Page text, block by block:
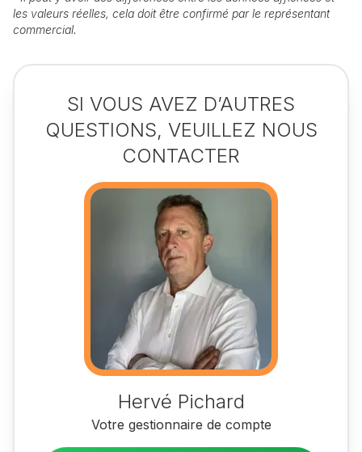
les valeurs réelles, cela doit être confirmé par le représentant
commercial.
SI VOUS AVEZ D’AUTRES
QUESTIONS, VEUILLEZ NOUS
CONTACTER
Hervé Pichard
Votre gestionnaire de compte